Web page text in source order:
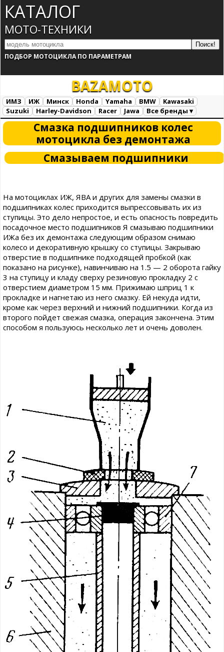
КАТАЛОГ
МОТО-ТЕХНИКИ
ПОДБОР МОТОЦИКЛА ПО ПАРАМЕТРАМ
BAZAMOTO
ИМЗ ИЖ Минск Honda Yamaha BMW
Kawasaki
Suzuki
Harley-Davidson Racer Jawa
Все бренды ▾
Все марки
Загрузка...
Смазка подшипников колес
мотоцикла без демонтажа
Смазываем подшипники
На мотоциклах ИЖ, ЯВА и других для замены смазки в
подшипниках колес приходится выпрессовывать их из
ступицы. Это дело непростое, и есть опасность повредить
посадочное место подшипников Я смазываю подшипники
ИЖа без их демонтажа следующим образом снимаю
колесо и декоративную крышку со ступицы. Закрываю
отверстие в подшипнике подходящей пробкой (как
показано на рисунке), навинчиваю на 1.5 — 2 оборота гайку
3 на ступицу и кладу сверху резиновую прокладку 2 с
отверстием диаметром 15 мм. Прижимаю шприц 1 к
прокладке и нагнетаю из него смазку. Ей некуда идти,
кроме как через верхний и нижний подшипники. Когда из
второго пойдет свежая смазка, операция закончена. Этим
способом я пользуюсь несколько лет и очень доволен.